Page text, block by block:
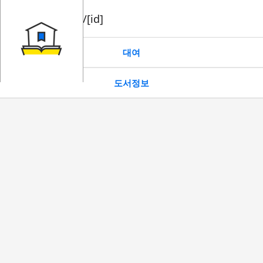
book/rent/[id]
대여
도서정보